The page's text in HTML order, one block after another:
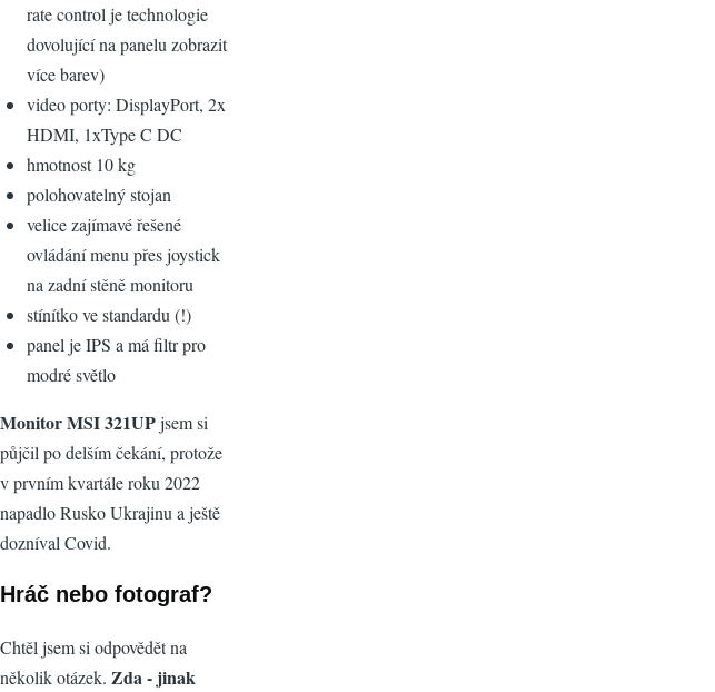
rate control je technologie
dovolující na panelu zobrazit
více barev)
video porty: DisplayPort, 2x
HDMI, 1xType C DC
hmotnost 10 kg
polohovatelný stojan
velice zajímavé řešené
ovládání menu přes joystick
na zadní stěně monitoru
stínítko ve standardu (!)
panel je IPS a má filtr pro
modré světlo
Monitor MSI 321UPjsem si
půjčil po delším čekání, protože
v prvním kvartále roku 2022
napadlo Rusko Ukrajinu a ještě
dozníval Covid.
Hráč nebo fotograf?
Chtěl jsem si odpovědět na
několik otázek. Zda - jinak